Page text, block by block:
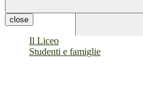
close
Il Liceo
Studenti e famiglie